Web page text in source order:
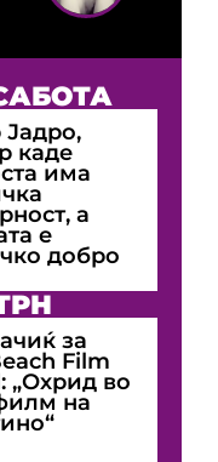
Јадро,
каде
има
а
е
добро
за
Film
„Охрид во
на